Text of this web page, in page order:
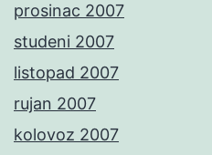
prosinac 2007
studeni 2007
listopad 2007
rujan 2007
kolovoz 2007